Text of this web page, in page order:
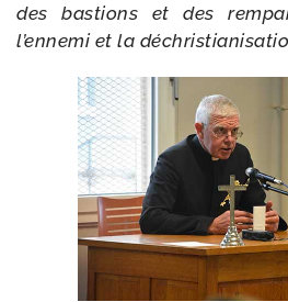
des bas­tions et des
l’ennemi et la